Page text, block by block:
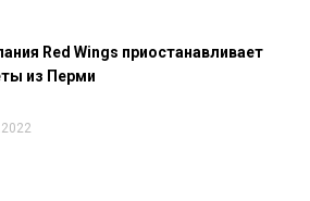
Red Wings приостанавливает
из Перми